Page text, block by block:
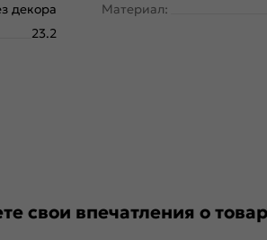
декора
23.2
Материал:
свои впечатления о